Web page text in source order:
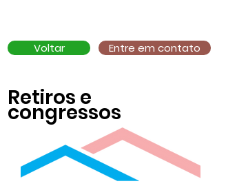
Voltar Entre em contato
Retiros e
congressos